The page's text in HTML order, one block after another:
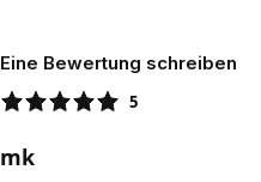
Eine Bewertung schreiben
5
mk